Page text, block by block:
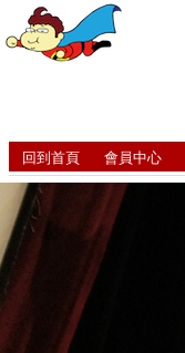
回到首頁 會員中心